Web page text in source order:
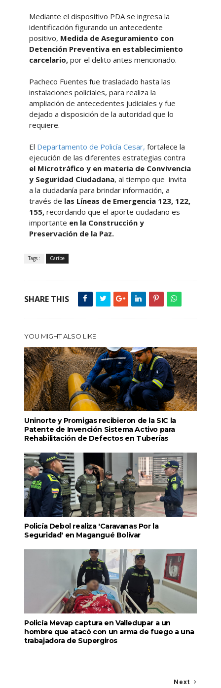
Mediante el dispositivo PDA se ingresa la
identificación figurando un antecedente
positivo, Medida de Aseguramiento con
Detención Preventiva en establecimiento
carcelario,por el delito antes mencionado.
Pacheco Fuentes fue trasladado hasta las
instalaciones policiales, para realiza la
ampliación de antecedentes judiciales y fue
dejado a disposición de la autoridad que lo
requiere.
El Departamento de Policía Cesar, fortalece la
ejecución de las diferentes estrategias contra
el Microtráfico y en materia de Convivencia
y Seguridad Ciudadana, al tiempo que invita
a la ciudadanía para brindar información, a
través de las Líneas de Emergencia 123, 122,
155,recordando que el aporte ciudadano es
importante en la Construcción y
Preservación de la Paz.
Tags : Caribe
SHARE THIS
YOU MIGHT ALSO LIKE
Uninorte y Promigas recibieron de la SIC la
Patente de Invención Sistema Activo para
Rehabilitación de Defectos en Tuberías
Policía Debol realiza 'Caravanas Por la
Seguridad' en Magangué Bolívar
Policía Mevap captura en Valledupar a un
hombre que atacó con un arma de fuego a una
trabajadora de Supergiros
Next